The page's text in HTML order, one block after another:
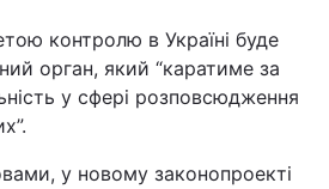
контролю в Україні буде
орган, який “каратиме за
у сфері розповсюдження
у новому законопроекті